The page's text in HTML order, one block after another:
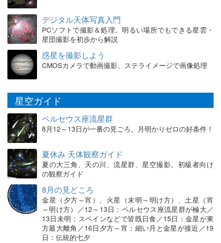
デジタル天体写真入門
PCソフトで撮影＆処理。明るい場所でもできる星雲・
星団撮影を初歩から解説
惑星を撮影しよう
CMOSカメラで動画撮影、ステライメージで画像処理
星空ガイド
ペルセウス座流星群
8月12～13日が一番の見ごろ。月明かりゼロの好条件！
夏休み 天体観察ガイド
夏の大三角、天の川、流星群、星空撮影。初級者向け
の観察ガイド
8月の見どころ
金星（夕方～宵）、火星（未明～明け方）、土星（宵
～明け方）／12～13日：ペルセウス座流星群が極大／
13日未明：スペインなどで皆既日食／15日：金星が東
方最大離角／16日夕方～宵：細い月と金星が接近／19
日：伝統的七夕